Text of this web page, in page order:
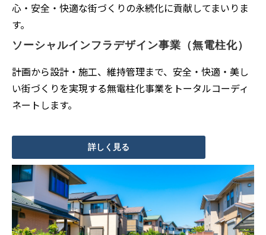
心・安全・快適な街づくりの永続化に貢献してまいりま
す。
ソーシャルインフラデザイン事業（無電柱化）
計画から設計・施工、維持管理まで、安全・快適・美し
い街づくりを実現する無電柱化事業をトータルコーディ
ネートします。
詳しく見る